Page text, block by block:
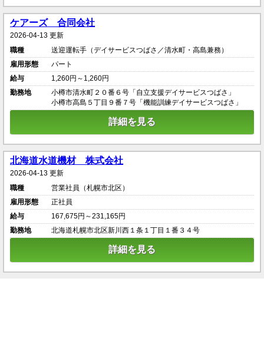
ケアーズ 合同会社
2026-04-13 更新
職種
送迎運転手（デイサービスつばさ／清水町・高島兼務）
雇用形態
パート
給与
1,260円～1,260円
勤務地
小樽市清水町２０番６号「自立支援デイサービスつばさ」
小樽市高島５丁目９番７号「機能訓練デイサービスつばさ」
詳細を見る
北海道水道機材 株式会社
2026-04-13 更新
職種
営業社員（札幌市北区）
雇用形態
正社員
給与
167,675円～231,165円
勤務地
北海道札幌市北区新川西１条１丁目１番３４号
詳細を見る